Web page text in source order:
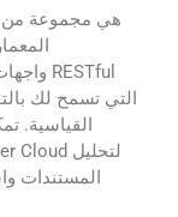
التي تسمح لك
المستندات